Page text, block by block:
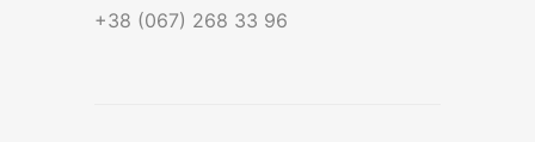
+38 (067) 268 33 96